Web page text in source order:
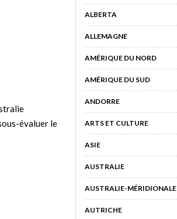
évaluer le
ALBERTA
ALLEMAGNE
AMÉRIQUE DU NORD
AMÉRIQUE DU SUD
ANDORRE
ARTS ET CULTURE
ASIE
AUSTRALIE
AUSTRALIE-MÉRIDIONALE
AUTRICHE